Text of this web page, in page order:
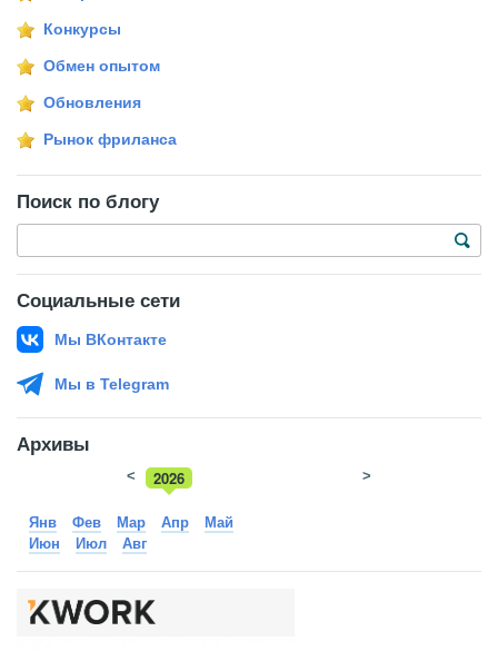
Конкурсы
Обмен опытом
Обновления
Рынок фриланса
Поиск по блогу
Социальные сети
Мы ВКонтакте
Мы в Telegram
Архивы
2026
2025
< >
Янв Фев Мар Апр
Май
Июн
Июл Авг